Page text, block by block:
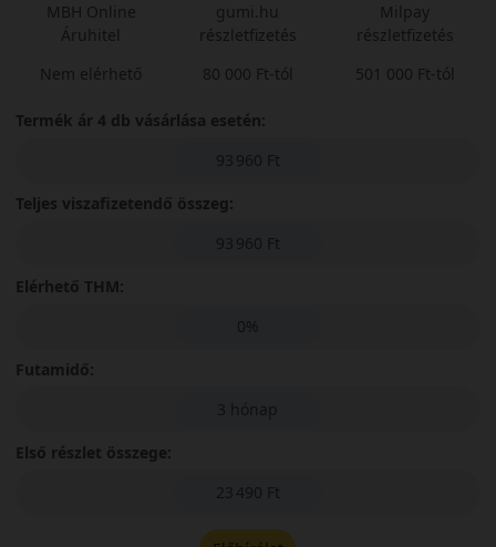
MBH Online
Áruhitel
Nem elérhető
gumi.hu
részletfizetés
80 000 Ft-tól
Milpay
részletfizetés
501 000 Ft-tól
Termék ár 4 db vásárlása esetén:
93 960 Ft
Teljes viszafizetendő összeg:
93 960 Ft
Elérhető THM:
0%
Futamidő:
3 hónap
Első részlet összege:
23 490 Ft